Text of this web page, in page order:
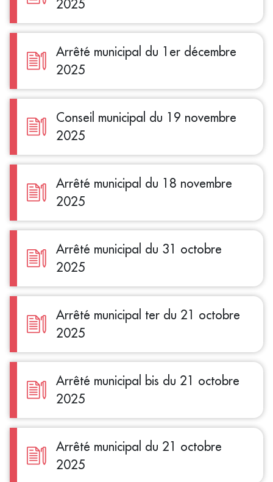
2025
Arrêté municipal du 1er décembre
2025
Conseil municipal du 19 novembre
2025
Arrêté municipal du 18 novembre
2025
Arrêté municipal du 31 octobre
2025
Arrêté municipal ter du 21 octobre
2025
Arrêté municipal bis du 21 octobre
2025
Arrêté municipal du 21 octobre
2025